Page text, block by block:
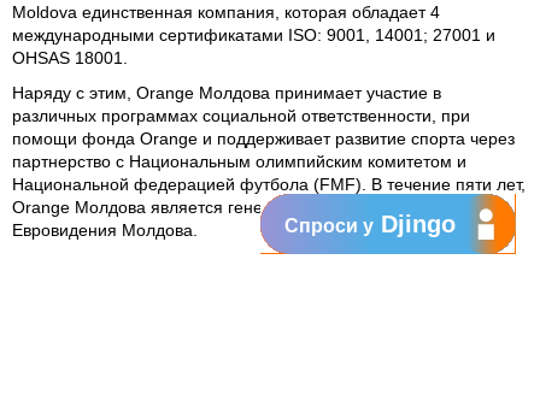
Moldova единственная компания, которая обладает 4
международными сертификатами ISO: 9001, 14001; 27001 и
OHSAS 18001.
Наряду с этим, Orange Молдова принимает участие в
различных программах социальной ответственности, при
помощи фонда Orange и поддерживает развитие спорта через
партнерство с Национальным олимпийским комитетом и
Национальной федерацией футбола (FMF). В течение пяти лет,
Orange Молдова является генеральным партнером
Евровидения Молдова.
Спроси у Djingo